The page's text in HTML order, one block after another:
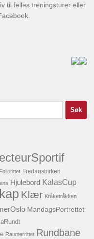
til felles treningsturer eller
Follorittet Fredagsbirken
Hjulebord KalasCup
Klær Kråketråkken
MandagsPortrettet
Raumerrittet Rundbane